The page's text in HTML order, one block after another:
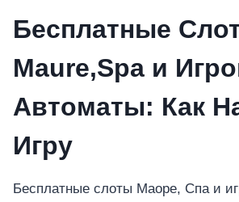
Бесплатные
Maure,Spa и
Автоматы: Как
Игру
Бесплатные слоты Маоре, Спа и